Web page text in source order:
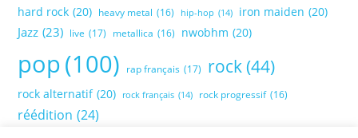
hard rock (20) heavy metal (16) hip-hop (14) iron maiden (20)
Jazz (23) live (17) metallica (16) nwobhm (20)
pop(100) rap français (17) rock(44)
rock alternatif (20) rock français (14) rock progressif (16)
réédition (24)